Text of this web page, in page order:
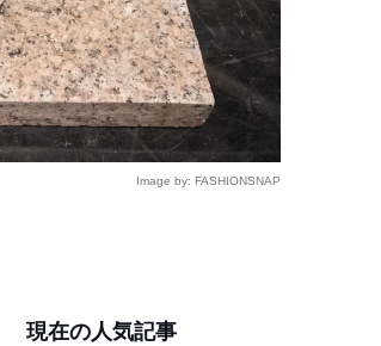
Image by: FASHIONSNAP
現在の人気記事